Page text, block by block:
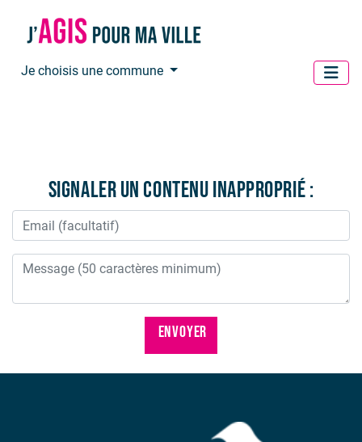
Je choisis une commune
Signaler un contenu inapproprié :
ENVOYER